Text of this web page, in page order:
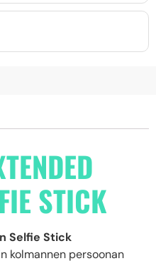
STICK
Selfie Stick
kolmannen persoonan